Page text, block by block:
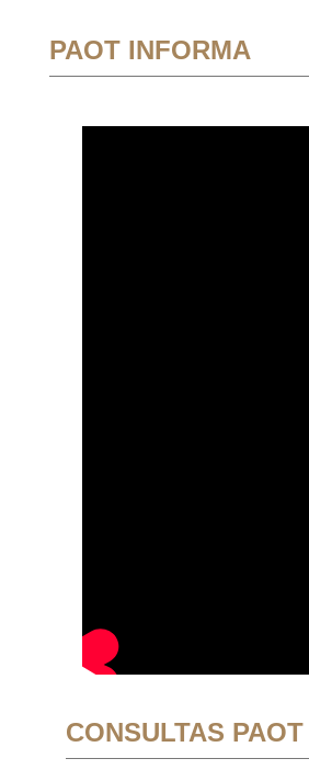
PAOT INFORMA
CONSULTAS PAOT